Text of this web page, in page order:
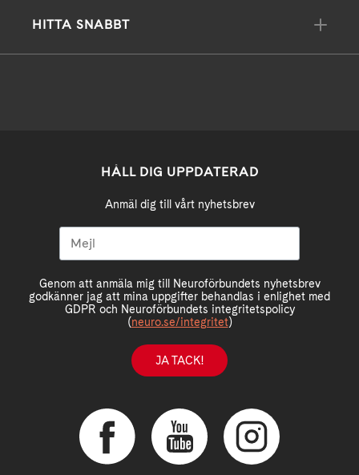
HITTA SNABBT
HÅLL DIG UPPDATERAD
Anmäl dig till vårt nyhetsbrev
Genom att anmäla mig till Neuroförbundets nyhetsbrev
godkänner jag att mina uppgifter behandlas i enlighet med
GDPR och Neuroförbundets integritetspolicy
(neuro.se/integritet)
JA TACK!